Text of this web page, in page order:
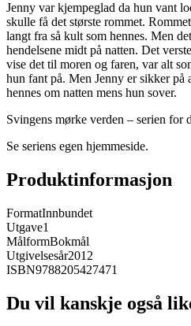
Jenny var kjempeglad da hun vant
skulle få det største rommet.
langt fra så kult som hennes. Men
hendelsene midt på natten. Det
vise det til moren og faren, var alt
hun fant på. Men Jenny er sikker på
hennes om natten mens hun sover.
Svingens mørke verden – serien for
Se seriens egen hjemmeside.
Produktinformasjon
FormatInnbundet
Utgave1
MålformBokmål
Utgivelsesår2012
ISBN9788205427471
Du vil kanskje også